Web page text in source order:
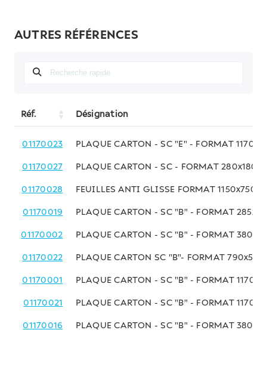
AUTRES RÉFÉRENCES
Réf. Désignation
01170023 PLAQUE CARTON - SC "E" - FORMAT
01170027 PLAQUE CARTON - SC - FORMAT
01170028 FEUILLES ANTI GLISSE FORMAT
01170019 PLAQUE CARTON - SC "B" - FORMAT
01170002 PLAQUE CARTON - SC "B" - FORMAT
01170022 PLAQUE CARTON SC "B"- FORMAT
01170001 PLAQUE CARTON - SC "B" - FORMAT
01170021 PLAQUE CARTON - SC "B" - FORMAT
01170016 PLAQUE CARTON - SC "B" - FORMAT